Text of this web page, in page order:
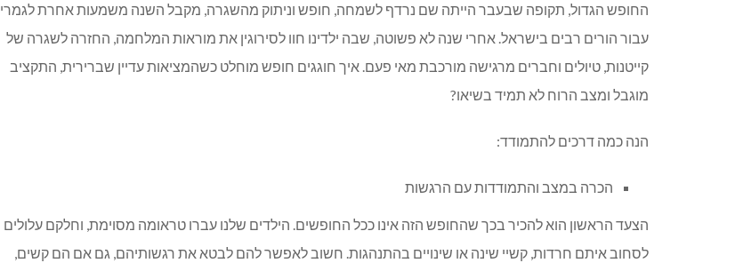
החופש הגדול, תקופה שבעבר הייתה שם נרדף לשמחה, חופש וניתוק מהשגרה, מקבל השנה משמעות אחרת לגמרי
עבור הורים רבים בישראל. אחרי שנה לא פשוטה, שבה ילדינו חוו לסירוגין את מוראות המלחמה, החזרה לשגרה של
קייטנות, טיולים וחברים מרגישה מורכבת מאי פעם. איך חוגגים חופש מוחלט כשהמציאות עדיין שברירית, התקציב
מוגבל ומצב הרוח לא תמיד בשיאו?
הנה כמה דרכים להתמודד:
הכרה במצב והתמודדות עם הרגשות
הצעד הראשון הוא להכיר בכך שהחופש הזה אינו ככל החופשים. הילדים שלנו עברו טראומה מסוימת, וחלקם עלולים
לסחוב איתם חרדות, קשיי שינה או שינויים בהתנהגות. חשוב לאפשר להם לבטא את רגשותיהם, גם אם הם קשים,